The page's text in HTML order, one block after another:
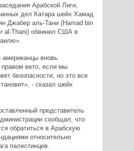
Арабской Лиги,
дел Катара шейх Хамад
Джабер аль-Тани (Hamad bin
al-Thani) обвинил США в
вновь
правом вето, если мы
безопасности, но это все
- сказал шейх
представитель
сообщал, что
обратиться в Арабскую
относительно
палестинцев.